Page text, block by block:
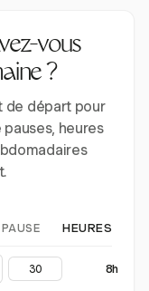
vous
?
de départ pour
heures
PAUSE HEURES
8h